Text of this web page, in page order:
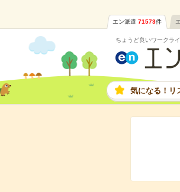
エン派遣 71573件
ちょうど良いワークラ
気になる！リ